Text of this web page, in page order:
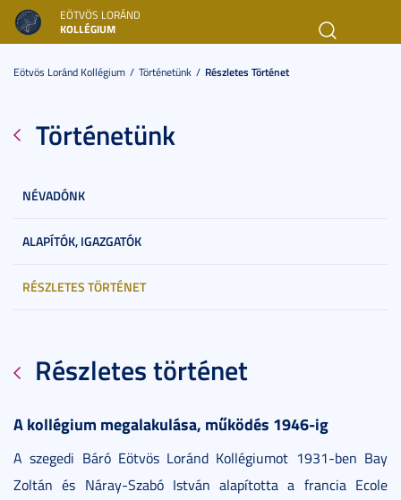
EÖTVÖS LORÁND
KOLLÉGIUM
Eötvös Loránd Kollégium Történetünk Részletes Történet
Történetünk
NÉVADÓNK
ALAPÍTÓK, IGAZGATÓK
RÉSZLETES TÖRTÉNET
Részletes történet
A kollégium megalakulása, működés 1946-ig
A szegedi Báró Eötvös Loránd Kollégiumot 1931-ben Bay
Zoltán és Náray-Szabó István alapította a francia Ecole